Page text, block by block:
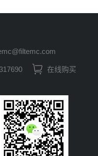
在线购买